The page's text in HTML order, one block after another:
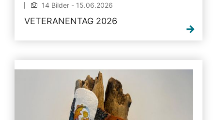
14 Bilder - 15.06.2026
VETERANENTAG 2026